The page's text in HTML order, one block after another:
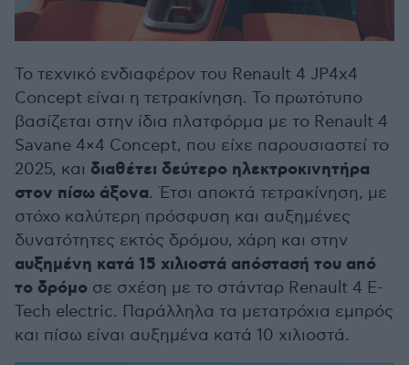
Το τεχνικό ενδιαφέρον του Renault 4 JP4x4
Concept είναι η τετρακίνηση. Το πρωτότυπο
βασίζεται στην ίδια πλατφόρμα με το Renault 4
Savane 4×4 Concept, που είχε παρουσιαστεί το
2025, και διαθέτει δεύτερο ηλεκτροκινητήρα
στον πίσω άξονα. Έτσι αποκτά τετρακίνηση, με
στόχο καλύτερη πρόσφυση και αυξημένες
δυνατότητες εκτός δρόμου, χάρη και στην
αυξημένη κατά 15 χιλιοστά απόστασή του από
το δρόμο σε σχέση με το στάνταρ Renault 4 E-
Tech electric. Παράλληλα τα μετατρόχια εμπρός
και πίσω είναι αυξημένα κατά 10 χιλιοστά.